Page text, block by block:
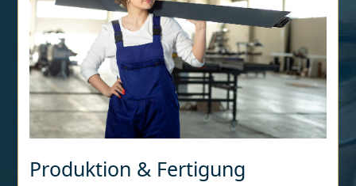
Produktion & Fertigung